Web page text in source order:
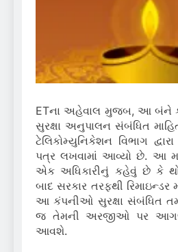
ETના અહેવાલ મુજબ, આ
સુરક્ષા અનુપાલન સંબંધિત
ટેલિકોમ્યુનિકેશન વિભાગ
પત્ર લખવામાં આવ્યો છે. આ
એક અધિકારીનું કહેવું છે કે
બાદ સરકાર તરફથી
આ કંપનીઓ સુરક્ષા સંબંધિત
જ તેમની અરજીઓ પર આગળ
આવશે.